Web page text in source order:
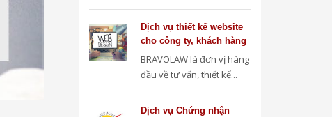
Dịch vụ thiết kế website
cho công ty, khách hàng
BRAVOLAW là đơn vị hàng
đầu về tư vấn, thiết kế...
Dịch vụ Chứng nhận